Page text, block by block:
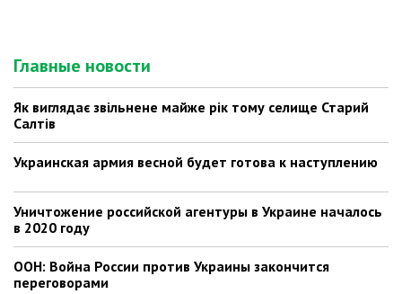
Главные новости
Як виглядає звільнене майже рік тому селище Старий
Салтів
Украинская армия весной будет готова к наступлению
Уничтожение российской агентуры в Украине началось
в 2020 году
ООН: Война России против Украины закончится
переговорами